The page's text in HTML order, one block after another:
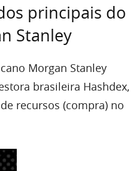
principais do
Stanley
Morgan Stanley
brasileira Hashdex,
recursos (compra) no